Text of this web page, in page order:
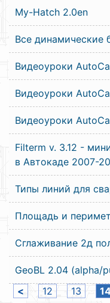
My-Hatch 2.0en
Все динамические
Видеоуроки
Видеоуроки
Видеоуроки
Filterm v. 3.12 -
в Автокаде 2007-
Типы линий для
Площадь и
Сглаживание 2д
GeoBL 2.04 (alpha/
<
12 13